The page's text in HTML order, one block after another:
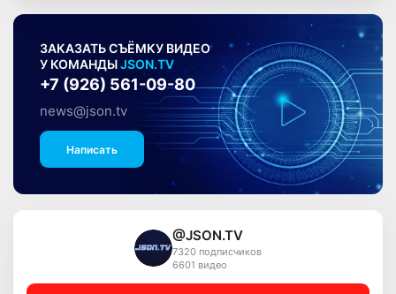
ЗАКАЗАТЬ СЪЁМКУ ВИДЕО
У КОМАНДЫJSON.TV
+7 (926) 561-09-80
news@json.tv
Написать
@JSON.TV
7320 подписчиков
6601 видео